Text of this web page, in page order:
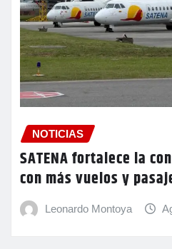
NOTICIAS
SATENA fortalece la
con más vuelos y
Leonardo Montoya